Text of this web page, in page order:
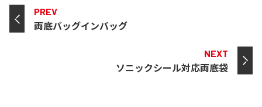
PREV
両底バッグインバッグ
NEXT
ソニックシール対応両底袋